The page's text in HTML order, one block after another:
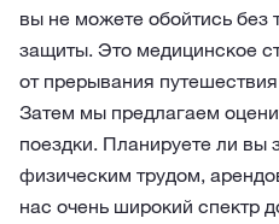
вы не можете обойтись без
защиты. Это медицинское
от прерывания
Затем мы предлагаем
поездки. Планируете ли вы
физическим трудом,
нас очень широкий спектр